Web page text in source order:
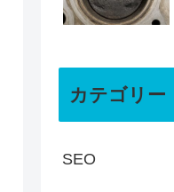
カテゴリー
SEO